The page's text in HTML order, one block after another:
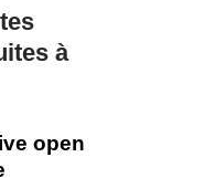
à
open